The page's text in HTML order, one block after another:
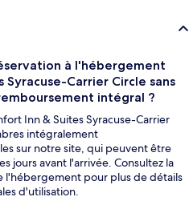
à l'hébergement
Carrier Circle sans
intégral ?
Inn & Suites Syracuse-Carrier
intégralement
sur notre site, qui peuvent être
jours avant l'arrivée. Consultez la
l'hébergement pour plus de détails
d'utilisation.